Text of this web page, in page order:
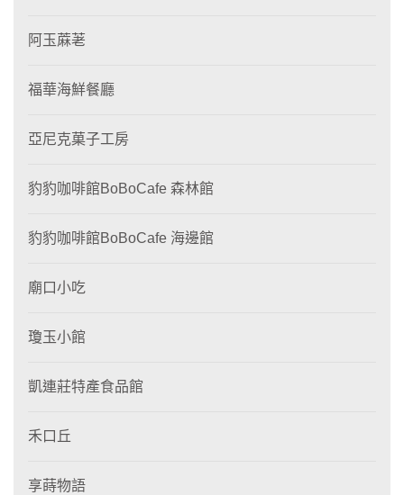
阿玉蔴荖
福華海鮮餐廳
亞尼克菓子工房
豹豹咖啡館BoBoCafe 森林館
豹豹咖啡館BoBoCafe 海邊館
廟口小吃
瓊玉小館
凱連莊特產食品館
禾口丘
享蒔物語